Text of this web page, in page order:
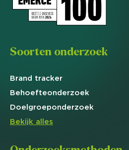
Soorten onderzoek
Brand tracker
Behoefteonderzoek
Doelgroeponderzoek
Bekijk alles